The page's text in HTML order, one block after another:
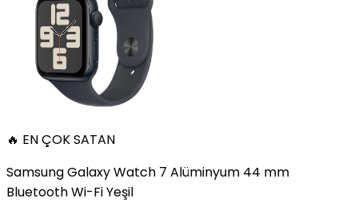
🔥 EN ÇOK SATAN
Samsung Galaxy Watch 7 Alüminyum 44 mm
Bluetooth Wi-Fi Yeşil